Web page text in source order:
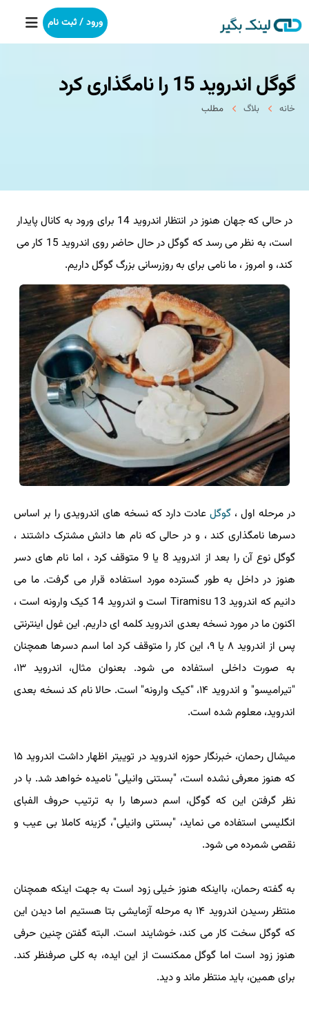
خانه
بکلینک
خدمات ما
درباره ما
آموزش
ورود / ثبت نام
گوگل اندروید 15 را نامگذاری کرد
خانه بلاگ مطلب
در حالی که جهان هنوز در انتظار اندروید 14 برای ورود به کانال پایدار
است، به نظر می رسد که گوگل در حال حاضر روی اندروید 15 کار می
کند، و امروز ، ما نامی برای به روزرسانی بزرگ گوگل داریم.
در مرحله اول ، گوگل عادت دارد که نسخه های اندرویدی را بر اساس
دسرها نامگذاری کند ، و در حالی که نام ها دانش مشترک داشتند ،
گوگل نوع آن را بعد از اندروید 8 یا 9 متوقف کرد ، اما نام های دسر
هنوز در داخل به طور گسترده مورد استفاده قرار می گرفت. ما می
دانیم که اندروید 13 Tiramisu است و اندروید 14 کیک وارونه است ،
اکنون ما در مورد نسخه بعدی اندروید کلمه ای داریم. این غول اینترنتی
پس از اندروید ۸ یا ۹، این کار را متوقف کرد اما اسم دسرها همچنان
به صورت داخلی استفاده می شود. بعنوان مثال، اندروید ۱۳،
"تیرامیسو" و اندروید ۱۴، "کیک وارونه" است. حالا نام کد نسخه بعدی
اندروید، معلوم شده است.
میشال رحمان، خبرنگار حوزه اندروید در توییتر اظهار داشت اندروید ۱۵
که هنوز معرفی نشده است، "بستنی وانیلی" نامیده خواهد شد. با در
نظر گرفتن این که گوگل، اسم دسرها را به ترتیب حروف الفبای
انگلیسی استفاده می نماید، "بستنی وانیلی"، گزینه کاملا بی عیب و
نقصی شمرده می شود.
به گفته رحمان، بااینکه هنوز خیلی زود است به جهت اینکه همچنان
منتظر رسیدن اندروید ۱۴ به مرحله آزمایشی بتا هستیم اما دیدن این
که گوگل سخت کار می کند، خوشایند است. البته گفتن چنین حرفی
هنوز زود است اما گوگل ممکنست از این ایده، به کلی صرفنظر کند.
برای همین، باید منتظر ماند و دید.